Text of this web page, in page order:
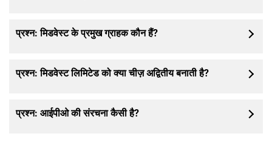
प्रश्न: मिडवेस्ट के प्रमुख ग्राहक कौन हैं?
प्रश्न: मिडवेस्ट लिमिटेड को क्या चीज़ अद्वितीय बनाती है?
प्रश्न: आईपीओ की संरचना कैसी है?